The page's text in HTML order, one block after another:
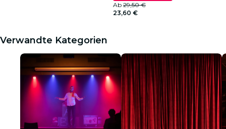
Ab 29,50 €
23,60 €
Verwandte Kategorien